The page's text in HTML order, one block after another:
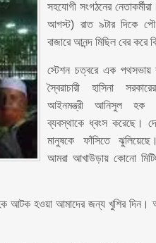
সহযোগী সংগঠনের
আগস্ট) রাত ৯টার দিকে
বাজারে আনন্দ মিছিল বের করে
স্টেশন চত্বরে এক পথসভায়
স্বৈরাচারী হাসিনা
আইনমন্ত্রী আনিসুল হক
ব্যবস্থাকে ধ্বংস করেছে।
মানুষকে ফাঁসিতে
আমরা আখাউড়ায় কোনো
আটক হওয়া আমাদের জন্য খুশির দিন।